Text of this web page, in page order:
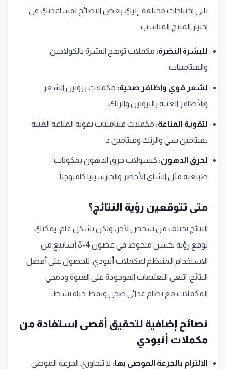
تلبي احتياجات مختلفة. إليكِ بعض النصائح لمساعدتكِ في
اختيار المنتج المناسب:
للبشرة النضرة: مكملات توهج البشرة بالكولاجين
والفيتامينات.
لشعر قوي وأظافر صحية: مكملات بروتين الشعر
والأظافر الغنية بالبيوتين والزنك.
لتقوية المناعة: مكملات فيتامينات تقوية المناعة الغنية
بفيتامين سي والزنك وفيتامين د.
لحرق الدهون: كبسولات حرق الدهون بمكونات
طبيعية مثل الشاي الأخضر والجارسينيا كامبوجيا.
متى تتوقعين رؤية النتائج؟
النتائج تختلف من شخص لآخر، ولكن بشكل عام، يمكنكِ
توقع رؤية تحسن ملحوظ في غضون 4-8 أسابيع من
الاستخدام المنتظم لمكملات أنبودي. للحصول على أفضل
النتائج، اتبعي التعليمات الموجودة على العبوة ودمجي
المكملات مع نظام غذائي صحي ونمط حياة نشط.
نصائح إضافية لتحقيق أقصى استفادة من
مكملات أنبودي
الالتزام بالجرعة الموصى بها: لا تتجاوزي الجرعة الموصى